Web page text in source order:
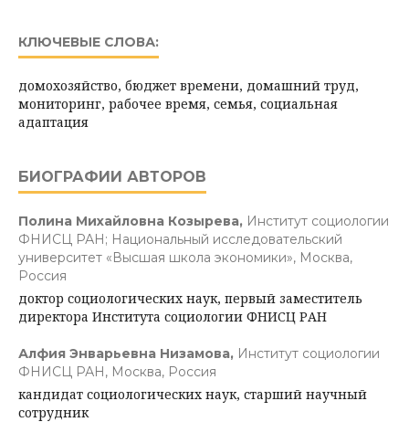
КЛЮЧЕВЫЕ СЛОВА:
домохозяйство, бюджет времени, домашний труд,
мониторинг, рабочее время, семья, социальная
адаптация
БИОГРАФИИ АВТОРОВ
Полина Михайловна Козырева, Институт социологии
ФНИСЦ РАН; Национальный исследовательский
университет «Высшая школа экономики», Москва,
Россия
доктор социологических наук, первый заместитель
директора Института социологии ФНИСЦ РАН
Алфия Энварьевна Низамова, Институт социологии
ФНИСЦ РАН, Москва, Россия
кандидат социологических наук, старший научный
сотрудник